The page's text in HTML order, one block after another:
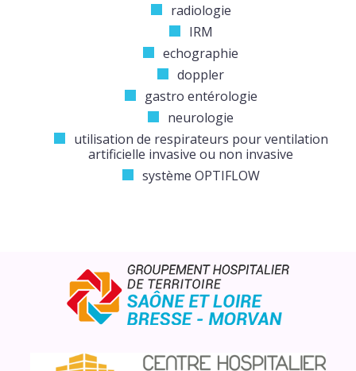
radiologie
IRM
echographie
doppler
gastro entérologie
neurologie
utilisation de respirateurs pour ventilation
artificielle invasive ou non invasive
système OPTIFLOW